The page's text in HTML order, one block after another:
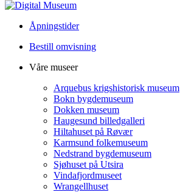
Åpningstider
Bestill omvisning
Våre museer
Arquebus krigshistorisk museum
Bokn bygdemuseum
Dokken museum
Haugesund billedgalleri
Hiltahuset på Røvær
Karmsund folkemuseum
Nedstrand bygdemuseum
Sjøhuset på Utsira
Vindafjordmuseet
Wrangellhuset